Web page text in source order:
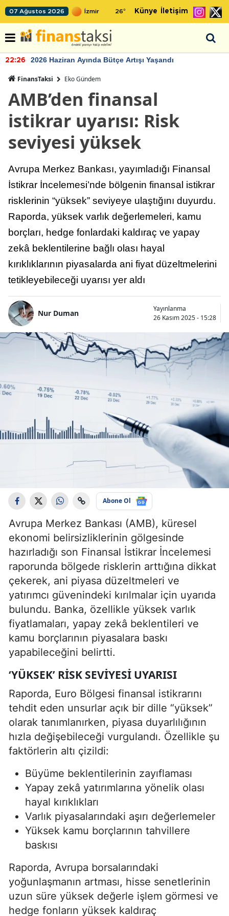
07 Ağustos 2026 26° Künye İletişim
22:26 2026 Haziran Ayında Bütçe Artışı Yaşandı
FinansTaksi Eko Gündem
AMB’den finansal
istikrar uyarısı: Risk
seviyesi yüksek
Avrupa Merkez Bankası, yayımladığı Finansal
İstikrar İncelemesi’nde bölgenin finansal istikrar
risklerinin “yüksek” seviyeye ulaştığını duyurdu.
Raporda, yüksek varlık değerlemeleri, kamu
borçları, hedge fonlardaki kaldıraç ve yapay
zekâ beklentilerine bağlı olası hayal
kırıklıklarının piyasalarda ani fiyat düzeltmelerini
tetikleyebileceği uyarısı yer aldı
Nur Duman
Yayınlanma
26 Kasım 2025 - 15:28
Abone Ol
Avrupa Merkez Bankası (AMB), küresel
ekonomi belirsizliklerinin gölgesinde
hazırladığı son Finansal İstikrar İncelemesi
raporunda bölgede risklerin arttığına dikkat
çekerek, ani piyasa düzeltmeleri ve
yatırımcı güvenindeki kırılmalar için uyarıda
bulundu. Banka, özellikle yüksek varlık
fiyatlamaları, yapay zekâ beklentileri ve
kamu borçlarının piyasalara baskı
yapabileceğini belirtti.
‘YÜKSEK’ RISK SEVIYESI UYARISI
Raporda, Euro Bölgesi finansal istikrarını
tehdit eden unsurlar açık bir dille “yüksek”
olarak tanımlanırken, piyasa duyarlılığının
hızla değişebileceği vurgulandı. Özellikle şu
faktörlerin altı çizildi:
Büyüme beklentilerinin zayıflaması
Yapay zekâ yatırımlarına yönelik olası
hayal kırıklıkları
Varlık piyasalarındaki aşırı değerlemeler
Yüksek kamu borçlarının tahvillere
baskısı
Raporda, Avrupa borsalarındaki
yoğunlaşmanın artması, hisse senetlerinin
uzun süre yüksek değerle işlem görmesi ve
hedge fonların yüksek kaldıraç